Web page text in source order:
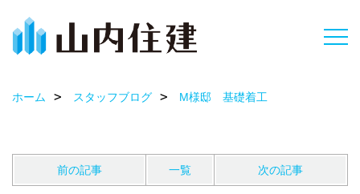
ホーム スタッフブログ M様邸 基礎着工
前の記事 一覧 次の記事